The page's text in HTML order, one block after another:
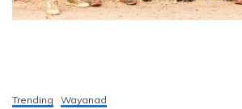
Trending Wayanad